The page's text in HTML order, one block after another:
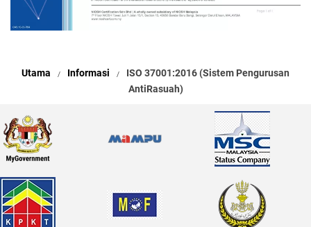
Utama Informasi
ISO 37001:2016 (Sistem Pengurusan
AntiRasuah)